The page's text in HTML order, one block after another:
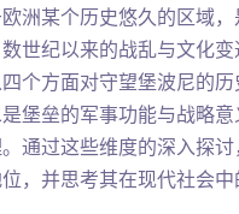
洲某个历史悠久的区域
世纪以来的战乱与文化
个方面对守望堡波尼的
堡垒的军事功能与战略
通过这些维度的深入探
，并思考其在现代社会中